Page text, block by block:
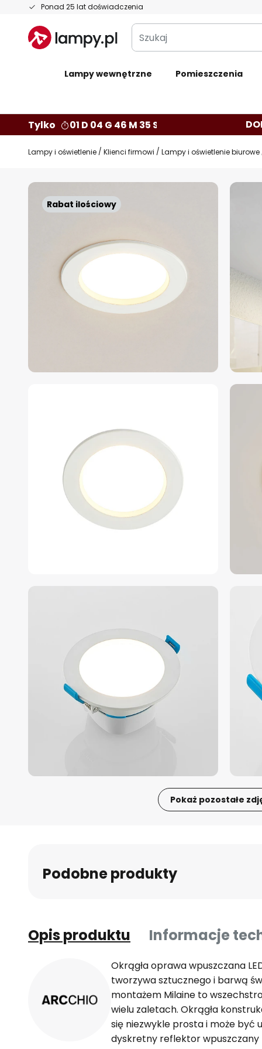
Ponad 25 lat doświadczenia
Przejdź
treści
Szukaj
Lampy wewnętrzne Pomieszczenia
Tylko 01 D 04 G 46 M 34 S
Lampy i oświetlenie Klienci firmowi Lampy i oświetlenie biurowe
Rabat ilościowy
Przejdź
Pokaż pozostałe
Podobne produkty
Opis produktu Informacje
Okrągła oprawa wpuszczana
tworzywa sztucznego i barwą
montażem Milaine to
wielu zaletach. Okrągła
się niezwykle prosta i może być
dyskretny reflektor wpuszczany